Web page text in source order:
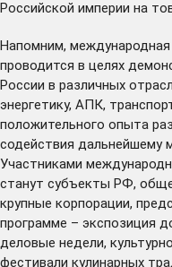
Российской империи на
Напомним,
проводится в целях
России в различных
энергетику, АПК,
положительного опыта
содействия дальнейшему
Участниками
станут субъекты РФ,
крупные корпорации,
программе – экспозиция
деловые недели,
фестивали кулинарных